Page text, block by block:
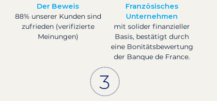
Der Beweis
88% unserer Kunden sind
zufrieden (verifizierte
Meinungen)
Französisches
Unternehmen
mit solider finanzieller
Basis, bestätigt durch
eine Bonitätsbewertung
der Banque de France.